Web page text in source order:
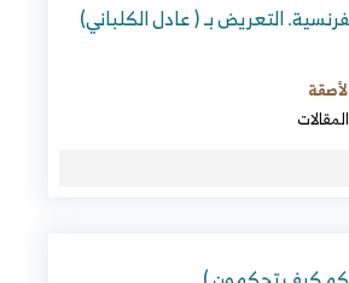
التعريض بـ ( عادل الكلباني)
المقالات